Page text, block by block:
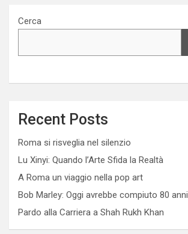
Cerca
Recent Posts
Roma si risveglia nel silenzio
Lu Xinyi: Quando l’Arte Sfida la Realtà
A Roma un viaggio nella pop art
Bob Marley: Oggi avrebbe compiuto 80 anni
Pardo alla Carriera a Shah Rukh Khan